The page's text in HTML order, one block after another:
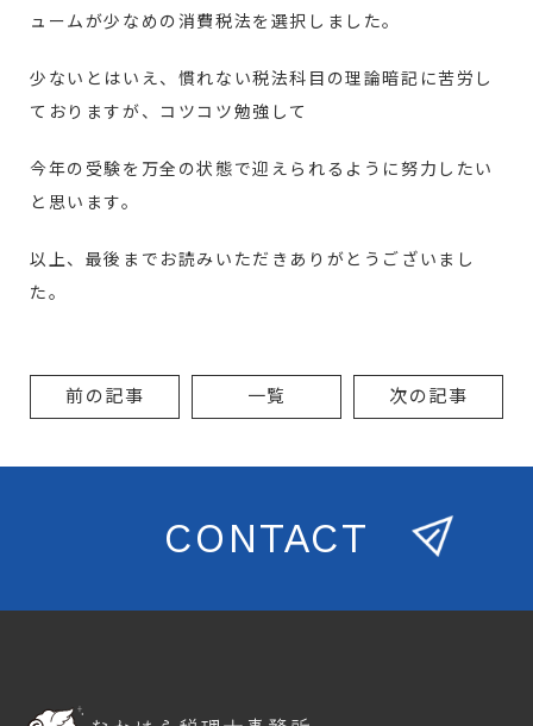
ュームが少なめの消費税法を選択しました。
少ないとはいえ、慣れない税法科目の理論暗記に苦労し
ておりますが、コツコツ勉強して
今年の受験を万全の状態で迎えられるように努力したい
と思います。
以上、最後までお読みいただきありがとうございまし
た。
前の記事 一覧 次の記事
CONTACT